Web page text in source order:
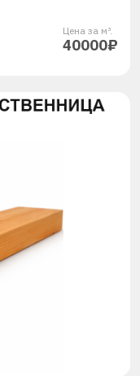
Цена за м³.
40000₽